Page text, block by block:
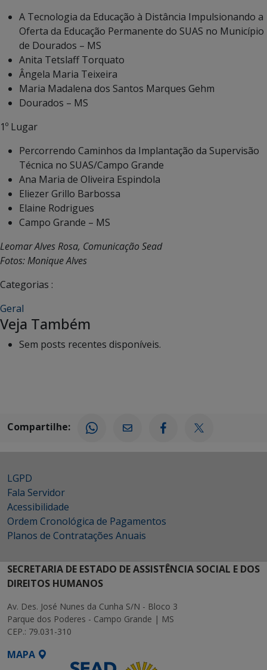
A Tecnologia da Educação à Distância Impulsionando a
Oferta da Educação Permanente do SUAS no Município
de Dourados – MS
Anita Tetslaff Torquato
Ângela Maria Teixeira
Maria Madalena dos Santos Marques Gehm
Dourados – MS
1º Lugar
Percorrendo Caminhos da Implantação da Supervisão
Técnica no SUAS/Campo Grande
Ana Maria de Oliveira Espindola
Eliezer Grillo Barbossa
Elaine Rodrigues
Campo Grande – MS
Leomar Alves Rosa, Comunicação Sead
Fotos: Monique Alves
Categorias :
Geral
Veja Também
Sem posts recentes disponíveis.
Compartilhe:
LGPD
Fala Servidor
Acessibilidade
Ordem Cronológica de Pagamentos
Planos de Contratações Anuais
SECRETARIA DE ESTADO DE ASSISTÊNCIA SOCIAL E DOS
DIREITOS HUMANOS
Av. Des. José Nunes da Cunha S/N - Bloco 3
Parque dos Poderes - Campo Grande | MS
CEP.: 79.031-310
MAPA